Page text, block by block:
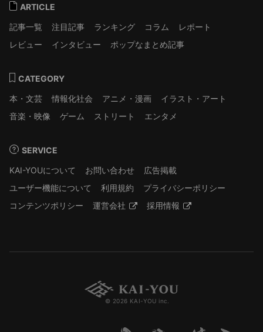
ARTICLE
記事一覧
注目記事 ランキング コラム
レポート
レビュー
インタビュー ポップなまとめ記事
CATEGORY
本・文芸
情報化社会 アニメ・漫画
イラスト・アート
音楽・映像
ゲーム ストリート エンタメ
SERVICE
KAI-YOUについて
お問い合わせ
広告掲載
ユーザー機能について
利用規約
プライバシーポリシー
コンテンツポリシー
運営会社 採用情報
© 2026 KAI-YOU inc.